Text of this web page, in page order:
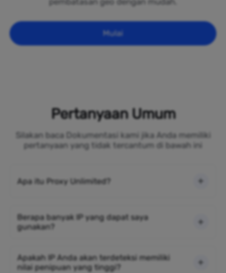
Mulai
Pertanyaan Umum
Silakan baca Dokumentasi kami jika Anda memiliki
pertanyaan yang tidak tercantum di bawah ini
Apa itu Proxy Unlimited?
Berapa banyak IP yang dapat saya
gunakan?
Apakah IP Anda akan terdeteksi memiliki
nilai penipuan yang tinggi?